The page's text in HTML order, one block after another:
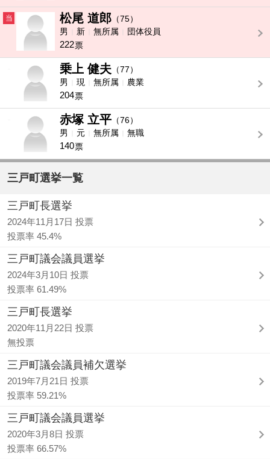
当 松尾 道郎 （75）
男
新 無所属 団体役員
222票
乗上 健夫 （77）
男
現 無所属 農業
204票
赤塚 立平 （76）
男
元 無所属 無職
140票
三戸町選挙一覧
三戸町長選挙
2024年11月17日 投票
投票率 45.4%
三戸町議会議員選挙
2024年3月10日 投票
投票率 61.49%
三戸町長選挙
2020年11月22日 投票
無投票
三戸町議会議員補欠選挙
2019年7月21日 投票
投票率 59.21%
三戸町議会議員選挙
2020年3月8日 投票
投票率 66.57%